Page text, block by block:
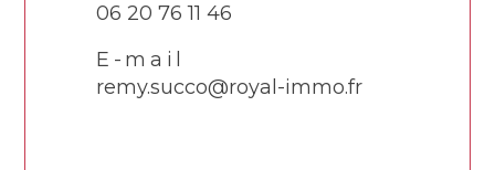
06 20 76 11 46
E-mail
remy.succo@royal-immo.fr